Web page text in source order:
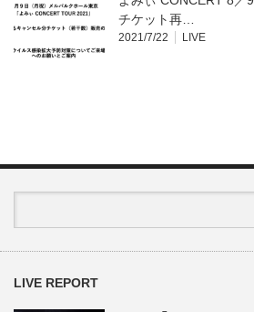
チケット再…
2021/7/22 LIVE
LIVE REPORT